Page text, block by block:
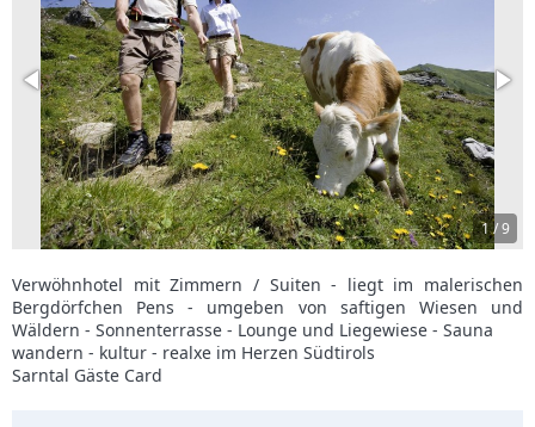
1/9
Verwöhnhotel mit Zimmern / Suiten - liegt im malerischen
Bergdörfchen Pens - umgeben von saftigen Wiesen und
Wäldern - Sonnenterrasse - Lounge und Liegewiese - Sauna
wandern - kultur - realxe im Herzen Südtirols
Sarntal Gäste Card